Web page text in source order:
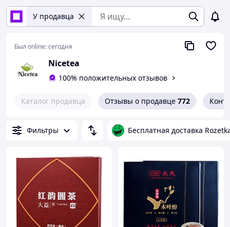
У продавца
Был online:сегодня
Nicetea
100% положительных отзывов
Каталог продавца Отзывы о продавце 772
Фильтры Бесплатная доставка